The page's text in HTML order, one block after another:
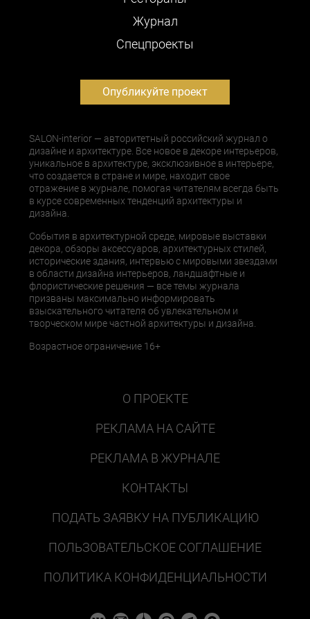
Журнал
Cпецпроекты
Опубликуйте проект
SALON-interior — авторитетный российский журнал о
дизайне и архитектуре. Все новое в декоре интерьеров,
уникальное в архитектуре, эксклюзивное в интерьере,
что создается в стране и мире, находит свое
отражение в журнале, помогая читателям всегда быть
в курсе современных тенденций архитектуры и
дизайна.
События в архитектурной среде, мировые выставки
декора, обзоры аксессуаров, архитектурных стилей,
исторические здания, интервью с мировыми звездами
в области дизайна интерьеров, ландшафтные и
флористические решения — все темы журнала
призваны максимально информировать
взыскательного читателя об увлекательном и
творческом мире частной архитектуры и дизайна.
Возрастное ограничение 16+
О ПРОЕКТЕ
РЕКЛАМА НА САЙТЕ
РЕКЛАМА В ЖУРНАЛЕ
КОНТАКТЫ
ПОДАТЬ ЗАЯВКУ НА ПУБЛИКАЦИЮ
ПОЛЬЗОВАТЕЛЬСКОЕ СОГЛАШЕНИЕ
ПОЛИТИКА КОНФИДЕНЦИАЛЬНОСТИ